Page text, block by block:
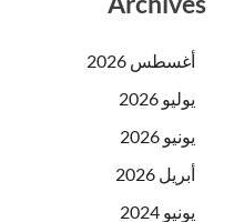
أغسطس 2026
يوليو 2026
يونيو 2026
أبريل 2026
يونيو 2024